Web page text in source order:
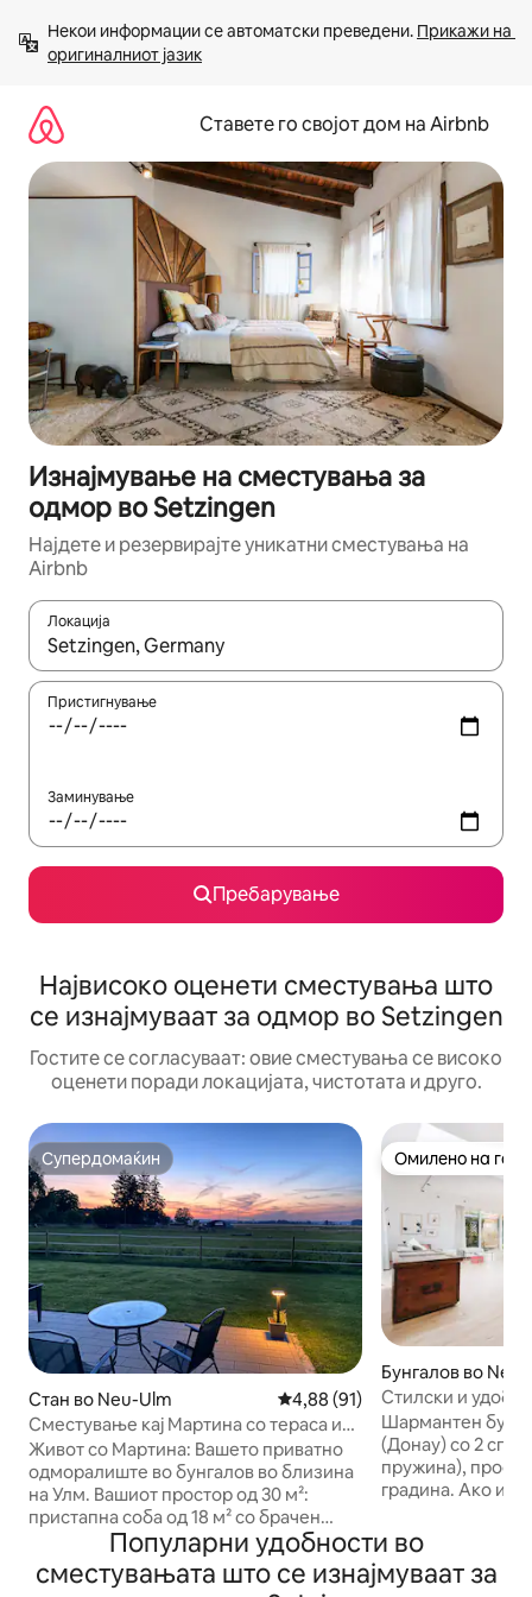
содржина
Некои информации се автоматски преведени. Прикажи на
оригиналниот јазик
Ставете го својот дом на Airbnb
Изнајмување на сместувања за
одмор во Setzingen
Најдете и резервирајте уникатни сместувања на
Airbnb
Локација
Кога резултатите се достапни, движете се со копчињата
Пристигнување
Заминување
Пребарување
Највисоко оценети сместувања што
се изнајмуваат за одмор во Setzingen
Гостите се согласуваат: овие сместувања се високо
оценети поради локацијата, чистотата и друго.
Супердомаќин
Супердомаќин
Стан во Neu-Ulm Просечна оцена: 4,88 од 5,
4,88 (91)
Сместување кај Мартина со тераса и
самопријавување
Живот со Мартина: Вашето приватно
одморалиште во бунгалов во близина
на Улм. Вашиот простор од 30 м²:
пристапна соба од 18 м² со брачен
кревет, телевизор, Wi-Fi, апарат за
кафе. Предсобје со кауч и приватна
бања. Совршено за жешки денови:
Омилено на
Омилено на
Бунгалов во
Стилски и
површина од 120
градина CasaCarl
Шармантен
(Донау) со 2
пружина),
градина. Ако имате прашања,
задоволство ќе
извлечам
престој во мојот
Популарни удобности во
сместувањата што се изнајмуваат за